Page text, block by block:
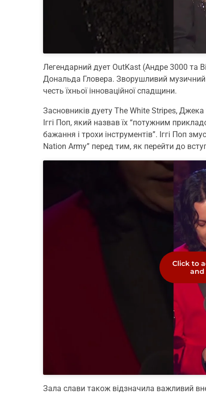
Легендарний дует OutKast (Андре 3000 та
Дональда Гловера. Зворушливий
честь їхньої інноваційної спадщини.
Засновників дуету The White Stripes,
Іггі Поп, який назвав їх “потужним
бажання і трохи інструментів”. Іггі Поп
Nation Army” перед тим, як перейти до
Click to
and
Зала слави також відзначила важливий